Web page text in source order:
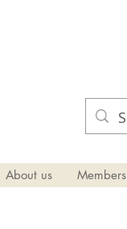
About us Members